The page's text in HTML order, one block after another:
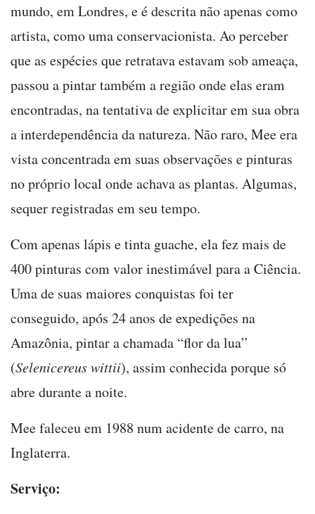
mundo, em Londres, e é descrita não apenas como
artista, como uma conservacionista. Ao perceber
que as espécies que retratava estavam sob ameaça,
passou a pintar também a região onde elas eram
encontradas, na tentativa de explicitar em sua obra
a interdependência da natureza. Não raro, Mee era
vista concentrada em suas observações e pinturas
no próprio local onde achava as plantas. Algumas,
sequer registradas em seu tempo.
Com apenas lápis e tinta guache, ela fez mais de
400 pinturas com valor inestimável para a Ciência.
Uma de suas maiores conquistas foi ter
conseguido, após 24 anos de expedições na
Amazônia, pintar a chamada “flor da lua”
(Selenicereus wittii), assim conhecida porque só
abre durante a noite.
Mee faleceu em 1988 num acidente de carro, na
Inglaterra.
Serviço: